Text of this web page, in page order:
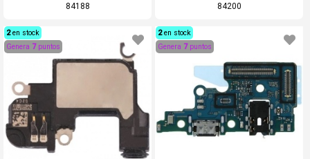
84188 84200
2en stock
Genera 7puntos
2en stock
Genera 7puntos